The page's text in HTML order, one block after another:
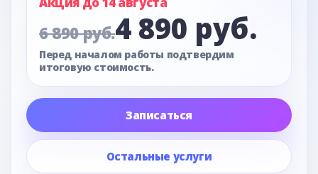
6 890 руб.4 890 руб.
Перед началом работы подтвердим
итоговую стоимость.
Записаться
Остальные услуги